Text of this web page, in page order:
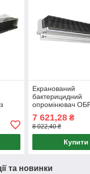
Екранований
бактерицидний
опромінювач
жалюзі
7 621,28₴
8 022,40 ₴
Купити
та новинки